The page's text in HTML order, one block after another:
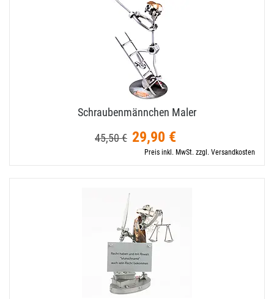
Schraubenmännchen Maler
45,50 € 29,90 €
Preis inkl. MwSt. zzgl. Versandkosten